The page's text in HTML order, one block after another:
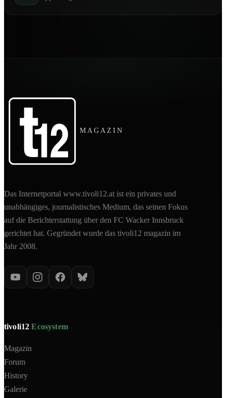
MAGAZIN
Das Internetportal www.tivoli12.at ist ein privates und
unabhängiges, journalistisches Medium, das seinen Fokus
auf die Berichterstattung über den FC Wacker Innsbruck
gerichtet hat. Gegründet wurde das tivoli12 magazin im
Jahr 2008.
tivoli12Ecosystem
Magazin
Forum
History
Galerie